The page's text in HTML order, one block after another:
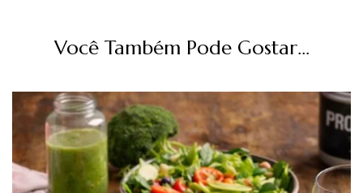
Você Também Pode Gostar...